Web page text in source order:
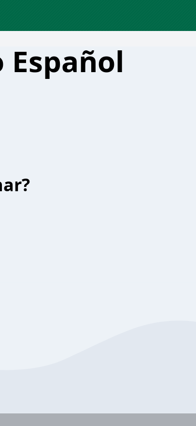
Español